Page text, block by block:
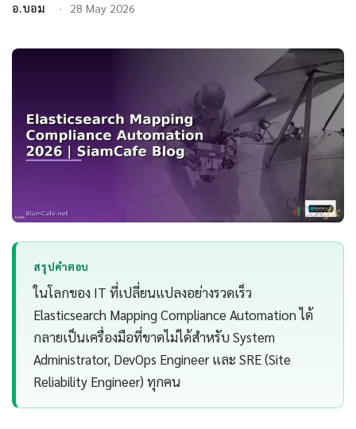
อ.บอม 28 May 2026
สรุปคำตอบ
ในโลกของ IT ที่เปลี่ยนแปลงอย่างรวดเร็ว
Elasticsearch Mapping Compliance Automation ได้
กลายเป็นเครื่องมือที่ขาดไม่ได้สำหรับ System
Administrator, DevOps Engineer และ SRE (Site
Reliability Engineer) ทุกคน